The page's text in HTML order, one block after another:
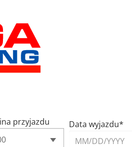
przyjazdu Data wyjazdu*